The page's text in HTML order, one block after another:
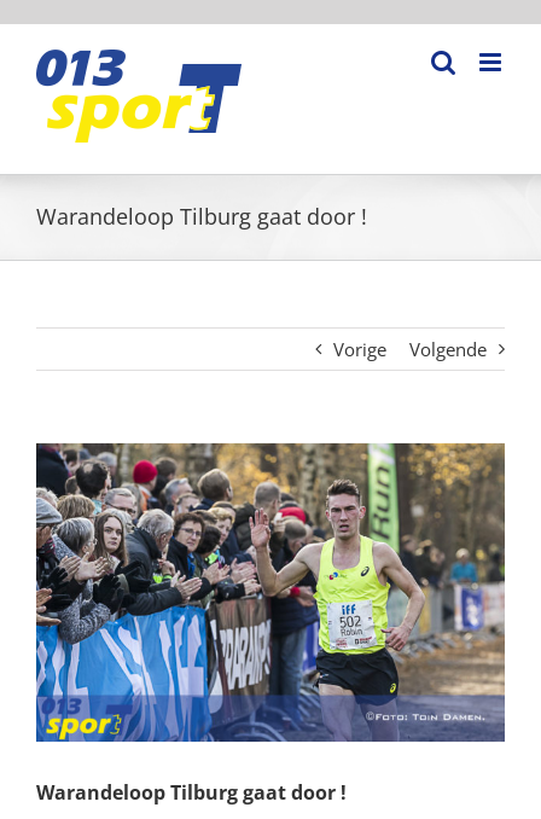
inhoud
Warandeloop Tilburg gaat door !
Vorige Volgende
Bekijk
grotere
afbeelding
Warandeloop Tilburg gaat door !